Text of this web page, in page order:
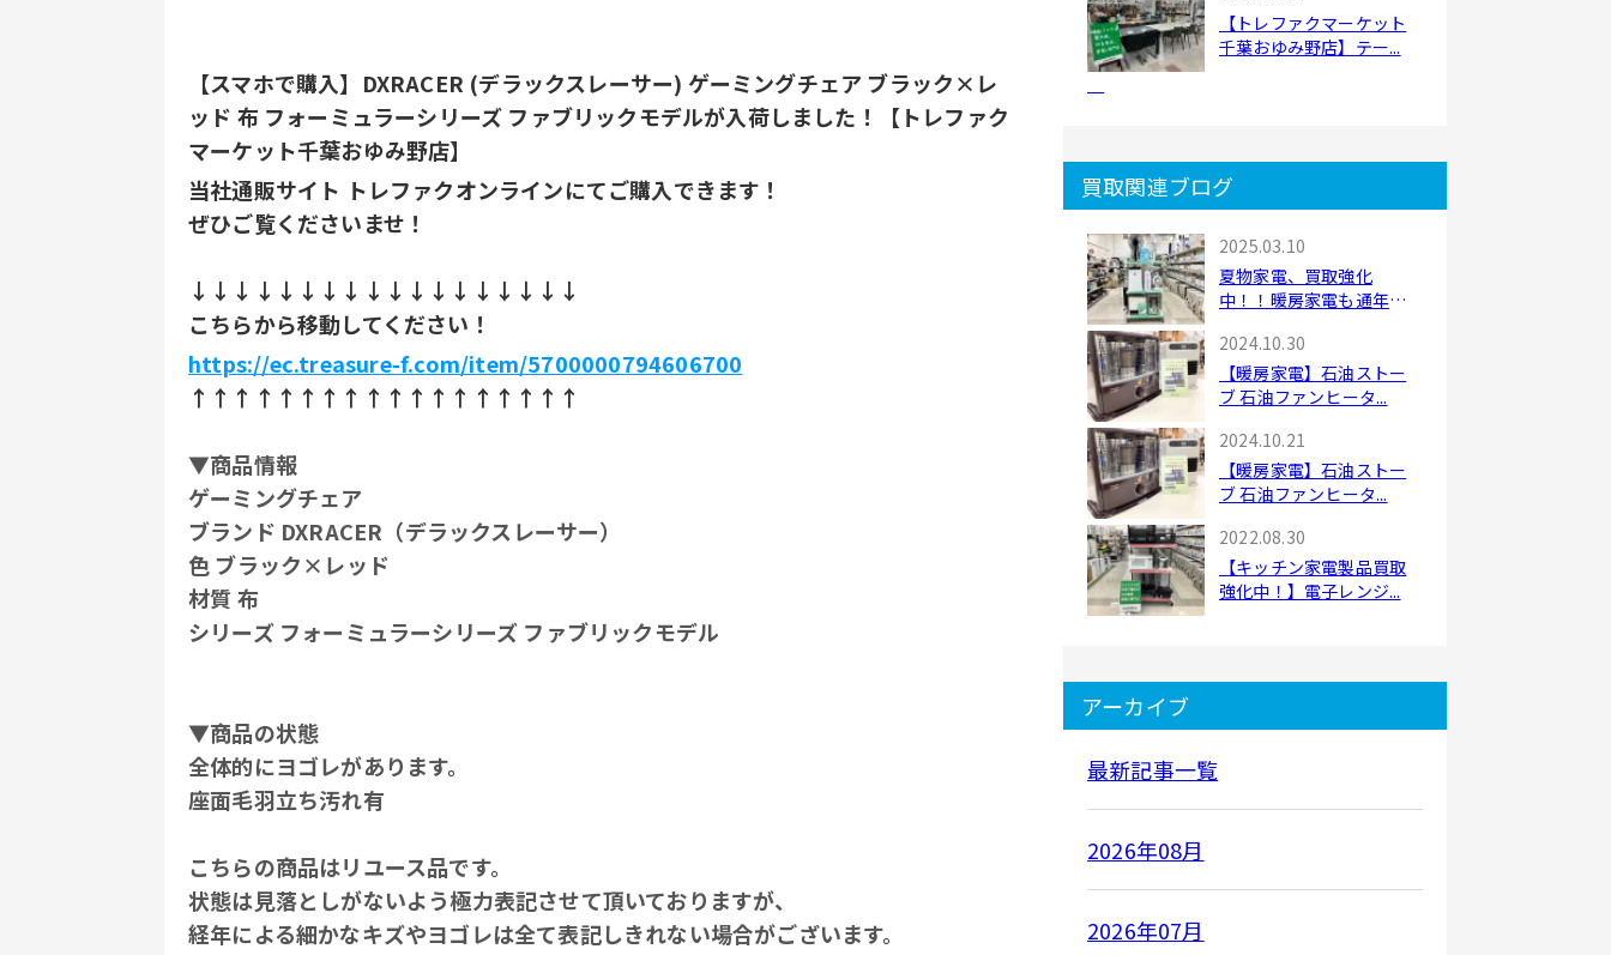
【スマホで購入】DXRACER (デラックスレーサー) ゲーミングチェア ブラック×レ
ッド 布 フォーミュラーシリーズ ファブリックモデルが入荷しました！【トレファク
マーケット千葉おゆみ野店】
当社通販サイト トレファクオンラインにてご購入できます！
ぜひご覧くださいませ！
↓↓↓↓↓↓↓↓↓↓↓↓↓↓↓↓↓↓
こちらから移動してください！
https://ec.treasure-f.com/item/5700000794606700
↑↑↑↑↑​↑↑↑↑↑​↑↑↑↑↑​↑↑↑
▼商品情報
ゲーミングチェア
ブランド DXRACER（デラックスレーサー）
色 ブラック×レッド
材質 布
シリーズ フォーミュラーシリーズ ファブリックモデル
▼商品の状態
全体的にヨゴレがあります。
座面毛羽立ち汚れ有
こちらの商品はリユース品です。
状態は見落としがないよう極力表記させて頂いておりますが、
経年による細かなキズやヨゴレは全て表記しきれない場合がございます。
【トレファクマーケット
千葉おゆみ野店】テー...
買取関連ブログ
2025.03.10
夏物家電、買取強化
中！！暖房家電も通年買
2024.10.30
【暖房家電】石油ストー
ブ 石油ファンヒータ...
2024.10.21
【暖房家電】石油ストー
ブ 石油ファンヒータ...
2022.08.30
【キッチン家電製品買取
強化中！】電子レンジ...
アーカイブ
最新記事一覧
2026年08月
2026年07月